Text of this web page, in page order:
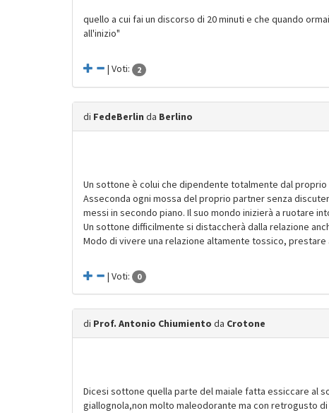
quello a cui fai un discorso di 20 minuti e che quando
all'inizio"
| Voti: 2
di FedeBerlin da Berlino
Un sottone è colui che dipendente totalmente dal proprio
Asseconda ogni mossa del proprio partner senza
messi in secondo piano. Il suo mondo inizierà a ruotare
Un sottone difficilmente si distaccherà dalla relazione
Modo di vivere una relazione altamente tossico, prestare
| Voti: 0
di Prof. Antonio Chiumiento da Crotone
Dicesi sottone quella parte del maiale fatta essiccare al
giallognola,non molto maleodorante ma con retrogusto